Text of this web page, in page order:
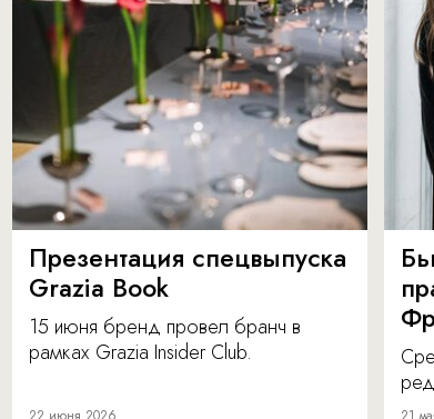
Презентация спецвыпуска
Grazia Book
15 июня бренд провел бранч в
рамках Grazia Insider Club.